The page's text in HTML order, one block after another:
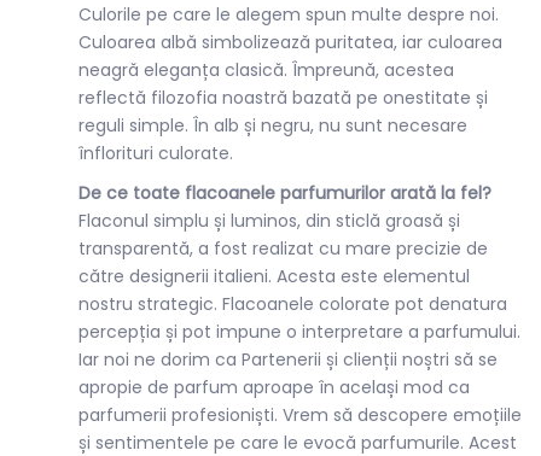
Culorile pe care le alegem spun multe despre noi.
Culoarea albă simbolizează puritatea, iar culoarea
neagră eleganța clasică. Împreună, acestea
reflectă filozofia noastră bazată pe onestitate și
reguli simple. În alb și negru, nu sunt necesare
înflorituri culorate.
De ce toate flacoanele parfumurilor arată la fel?
Flaconul simplu și luminos, din sticlă groasă și
transparentă, a fost realizat cu mare precizie de
către designerii italieni. Acesta este elementul
nostru strategic. Flacoanele colorate pot denatura
percepția și pot impune o interpretare a parfumului.
Iar noi ne dorim ca Partenerii și clienții noștri să se
apropie de parfum aproape în același mod ca
parfumerii profesioniști. Vrem să descopere emoțiile
și sentimentele pe care le evocă parfumurile. Acest